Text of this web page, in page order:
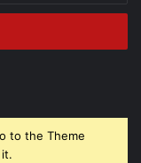
to the Theme